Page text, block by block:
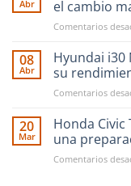
Abr
el cambio
Comentarios
08
Abr
Hyundai
su
Comentarios
20
Mar
Honda Civic
una
Comentarios